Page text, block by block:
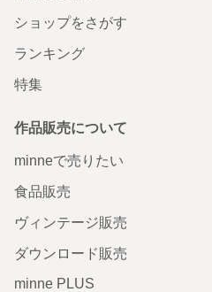
ショップをさがす
ランキング
特集
作品販売について
minneで売りたい
食品販売
ヴィンテージ販売
ダウンロード販売
minne PLUS